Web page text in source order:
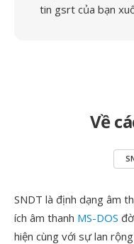
tin gsrt của bạn
Về
SNDT là định dạng âm
ích âm thanh MS-DOS
hiện cùng với sự lan